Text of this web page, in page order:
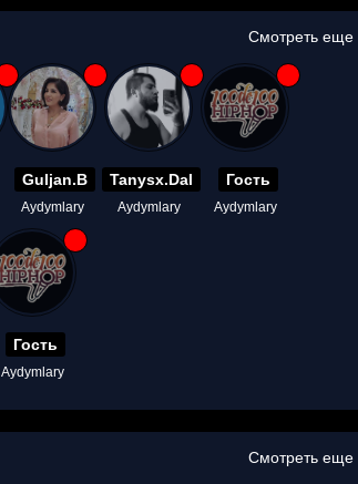
Смотреть еще
Guljan.B
Aydymlary
Tanysx.Dal
Aydymlary
Гость
Aydymlary
Гость
Aydymlary
Смотреть еще